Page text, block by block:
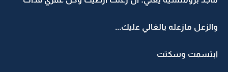
والزعل مازعله يالغالي عليك...
ابتسمت وسكتت